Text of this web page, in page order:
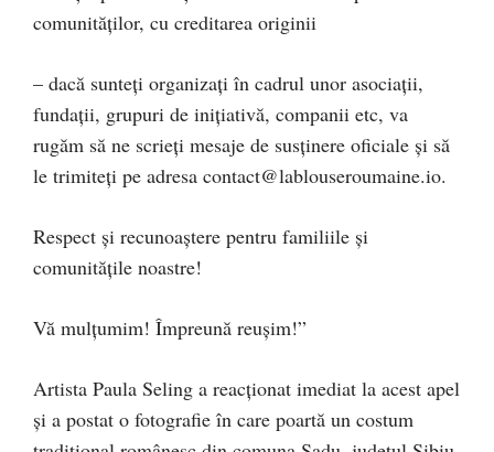
comunităților, cu creditarea originii
– dacă sunteți organizați în cadrul unor asociații,
fundații, grupuri de inițiativă, companii etc, va
rugăm să ne scrieți mesaje de susținere oficiale și să
le trimiteți pe adresa contact@lablouseroumaine.io.
Respect și recunoaștere pentru familiile și
comunitățile noastre!
Vă mulțumim! Împreună reușim!”
Artista Paula Seling a reacționat imediat la acest apel
și a postat o fotografie în care poartă un costum